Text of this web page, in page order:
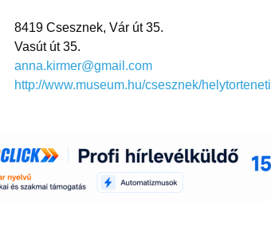
8419 Csesznek, Vár út 35.
Vasút út 35.
anna.kirmer@gmail.com
http://www.museum.hu/csesznek/helytorteneti